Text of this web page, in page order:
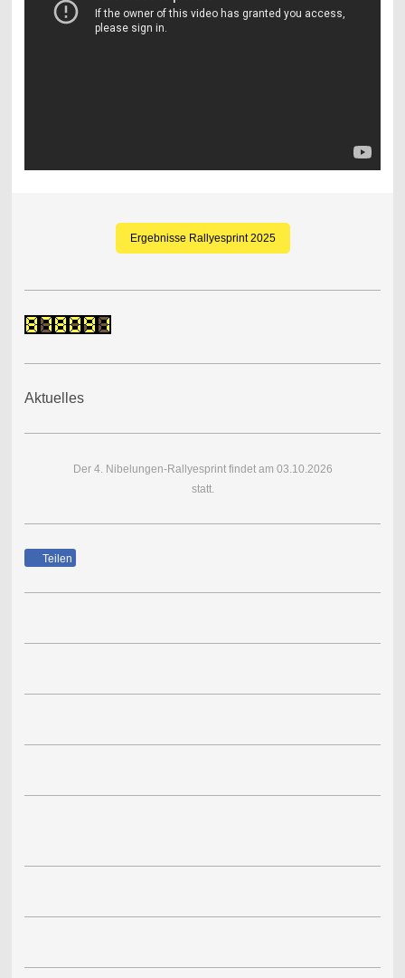
Ergebnisse Rallyesprint 2025
Aktuelles
Der 4. Nibelungen-Rallyesprint findet am 03.10.2026
statt.
Teilen